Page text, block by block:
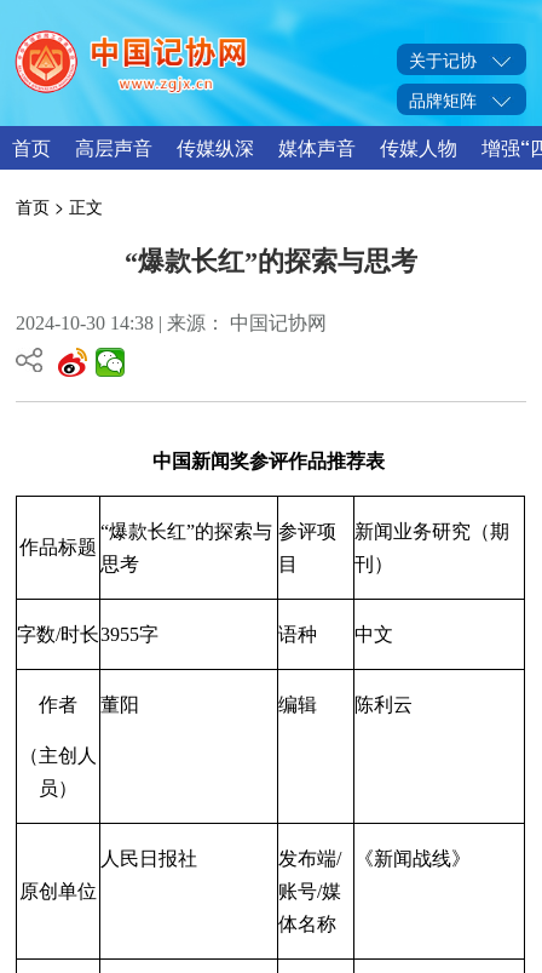
关于记协
品牌矩阵
首页 高层声音 传媒纵深 媒体声音 传媒人物 增强“
首页 > 正文
“爆款长红”的探索与思考
2024-10-30 14:38 | 来源： 中国记协网
中国新闻奖参评作品推荐表
作品标题
“爆款长红”的探索与
思考
参评项
目
新闻业务研究（期
刊）
字数/时长3955字 语种 中文
作者
（主创人
员）
董阳 编辑 陈利云
原创单位
人民日报社
发布端/
账号/媒
体名称
《新闻战线》